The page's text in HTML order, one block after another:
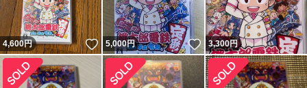
4,600円 いいね！
5,000円 いいね！
3,300円